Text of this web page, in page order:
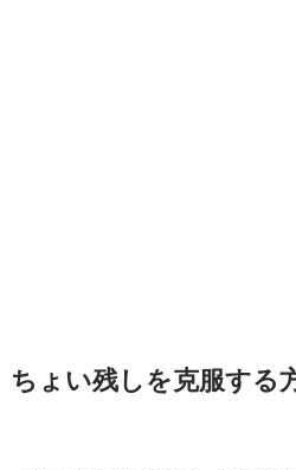
ちょい残しを克服する